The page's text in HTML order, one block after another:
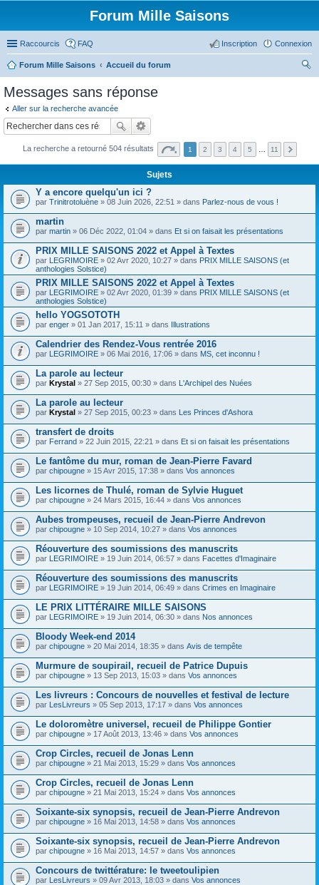
Forum Mille Saisons
Raccourcis FAQ Connexion
Inscription
Forum Mille Saisons
Accueil du forum
Messages sans réponse
Aller sur la recherche avancée
La recherche a retourné 504 résultats 1 2 3 4 5 11
Sujets
Y a encore quelqu'un ici ?
par Trinitrotoluène » 08 Juin 2026, 22:51 » dans Parlez-nous de vous !
martin
par martin » 06 Déc 2022, 01:04 » dans Et si on faisait les présentations
PRIX MILLE SAISONS 2022 et Appel à Textes
par LEGRIMOIRE » 02 Avr 2020, 10:27 » dans PRIX MILLE SAISONS (et
anthologies Solstice)
PRIX MILLE SAISONS 2022 et Appel à Textes
par LEGRIMOIRE » 02 Avr 2020, 01:39 » dans PRIX MILLE SAISONS (et
anthologies Solstice)
hello YOGSOTOTH
par enger » 01 Jan 2017, 15:11 » dans Illustrations
Calendrier des Rendez-Vous rentrée 2016
par LEGRIMOIRE » 06 Mai 2016, 17:06 » dans MS, cet inconnu !
La parole au lecteur
par Krystal » 27 Sep 2015, 00:30 » dans L'Archipel des Nuées
La parole au lecteur
par Krystal » 27 Sep 2015, 00:23 » dans Les Princes d'Ashora
transfert de droits
par Ferrand » 22 Juin 2015, 22:21 » dans Et si on faisait les présentations
Le fantôme du mur, roman de Jean-Pierre Favard
par chipougne » 15 Avr 2015, 17:38 » dans Vos annonces
Les licornes de Thulé, roman de Sylvie Huguet
par chipougne » 24 Mars 2015, 16:44 » dans Vos annonces
Aubes trompeuses, recueil de Jean-Pierre Andrevon
par chipougne » 10 Sep 2014, 10:27 » dans Vos annonces
Réouverture des soumissions des manuscrits
par LEGRIMOIRE » 19 Juin 2014, 06:57 » dans Facettes d'Imaginaire
Réouverture des soumissions des manuscrits
par LEGRIMOIRE » 19 Juin 2014, 06:49 » dans Crimes en Imaginaire
LE PRIX LITTÉRAIRE MILLE SAISONS
par LEGRIMOIRE » 19 Juin 2014, 06:30 » dans Nos annonces
Bloody Week-end 2014
par chipougne » 20 Mai 2014, 18:35 » dans Avis de tempête
Murmure de soupirail, recueil de Patrice Dupuis
par chipougne » 13 Sep 2013, 15:03 » dans Vos annonces
Les livreurs : Concours de nouvelles et festival de lecture
par LesLivreurs » 05 Sep 2013, 17:17 » dans Vos annonces
Le doloromètre universel, recueil de Philippe Gontier
par chipougne » 17 Août 2013, 13:46 » dans Vos annonces
Crop Circles, recueil de Jonas Lenn
par chipougne » 21 Mai 2013, 15:29 » dans Vos annonces
Crop Circles, recueil de Jonas Lenn
par chipougne » 21 Mai 2013, 15:24 » dans Vos annonces
Soixante-six synopsis, recueil de Jean-Pierre Andrevon
par chipougne » 16 Mai 2013, 14:58 » dans Vos annonces
Soixante-six synopsis, recueil de Jean-Pierre Andrevon
par chipougne » 16 Mai 2013, 14:57 » dans Vos annonces
Concours de twittérature: le tweetoulipien
par LesLivreurs » 09 Avr 2013, 18:03 » dans Vos annonces